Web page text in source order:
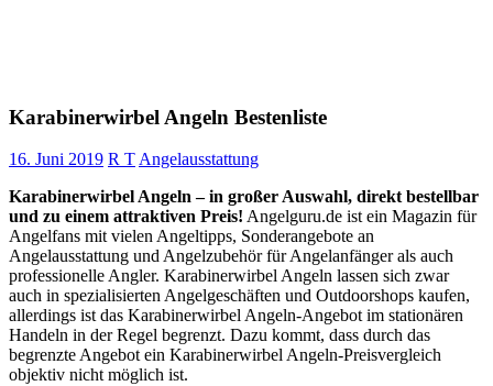
Karabinerwirbel Angeln Bestenliste
16. Juni 2019 R TAngelausstattung
Karabinerwirbel Angeln – in großer Auswahl, direkt bestellbar
und zu einem attraktiven Preis! Angelguru.de ist ein Magazin für
Angelfans mit vielen Angeltipps, Sonderangebote an
Angelausstattung und Angelzubehör für Angelanfänger als auch
professionelle Angler. Karabinerwirbel Angeln lassen sich zwar
auch in spezialisierten Angelgeschäften und Outdoorshops kaufen,
allerdings ist das Karabinerwirbel Angeln-Angebot im stationären
Handeln in der Regel begrenzt. Dazu kommt, dass durch das
begrenzte Angebot ein Karabinerwirbel Angeln-Preisvergleich
objektiv nicht möglich ist.